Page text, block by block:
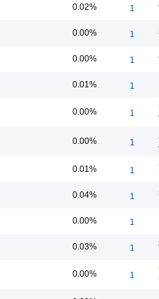
0.02% 1
0.00% 1
0.00% 1
0.01% 1
0.00% 1
0.00% 1
0.01% 1
0.04% 1
0.00% 1
0.03% 1
0.00% 1